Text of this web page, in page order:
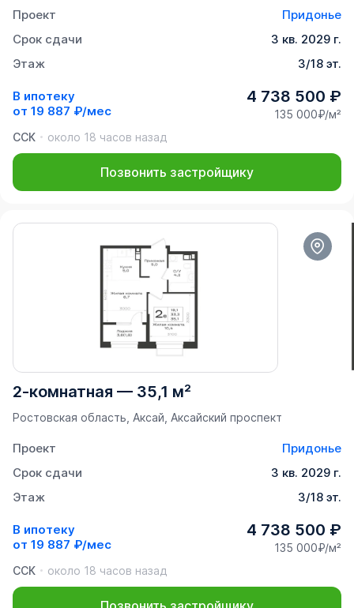
Проект
Придонье
Срок сдачи
3 кв. 2029 г.
Этаж
3/18 эт.
В ипотеку
от 19 887 ₽/мес
4 738 500 ₽
135 000₽/м²
ССК
около 18 часов назад
Позвонить застройщику
2-комнатная — 35,1 м²
Ростовская область, Аксай, Аксайский проспект
Проект
Придонье
Срок сдачи
3 кв. 2029 г.
Этаж
3/18 эт.
В ипотеку
от 19 887 ₽/мес
4 738 500 ₽
135 000₽/м²
ССК
около 18 часов назад